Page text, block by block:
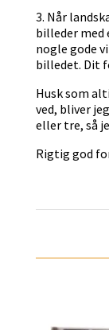
3. Når
billeder med
nogle gode
billedet. Dit
Husk som
ved, bliver
eller tre, så
Rigtig god